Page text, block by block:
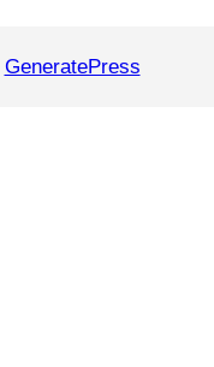
GeneratePress